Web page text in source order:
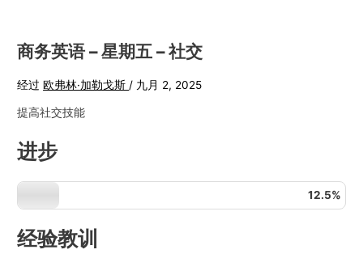
商务英语 – 星期五 – 社交
经过欧弗林·加勒戈斯 / 九月 2, 2025
提高社交技能
进步
12.5%
经验教训